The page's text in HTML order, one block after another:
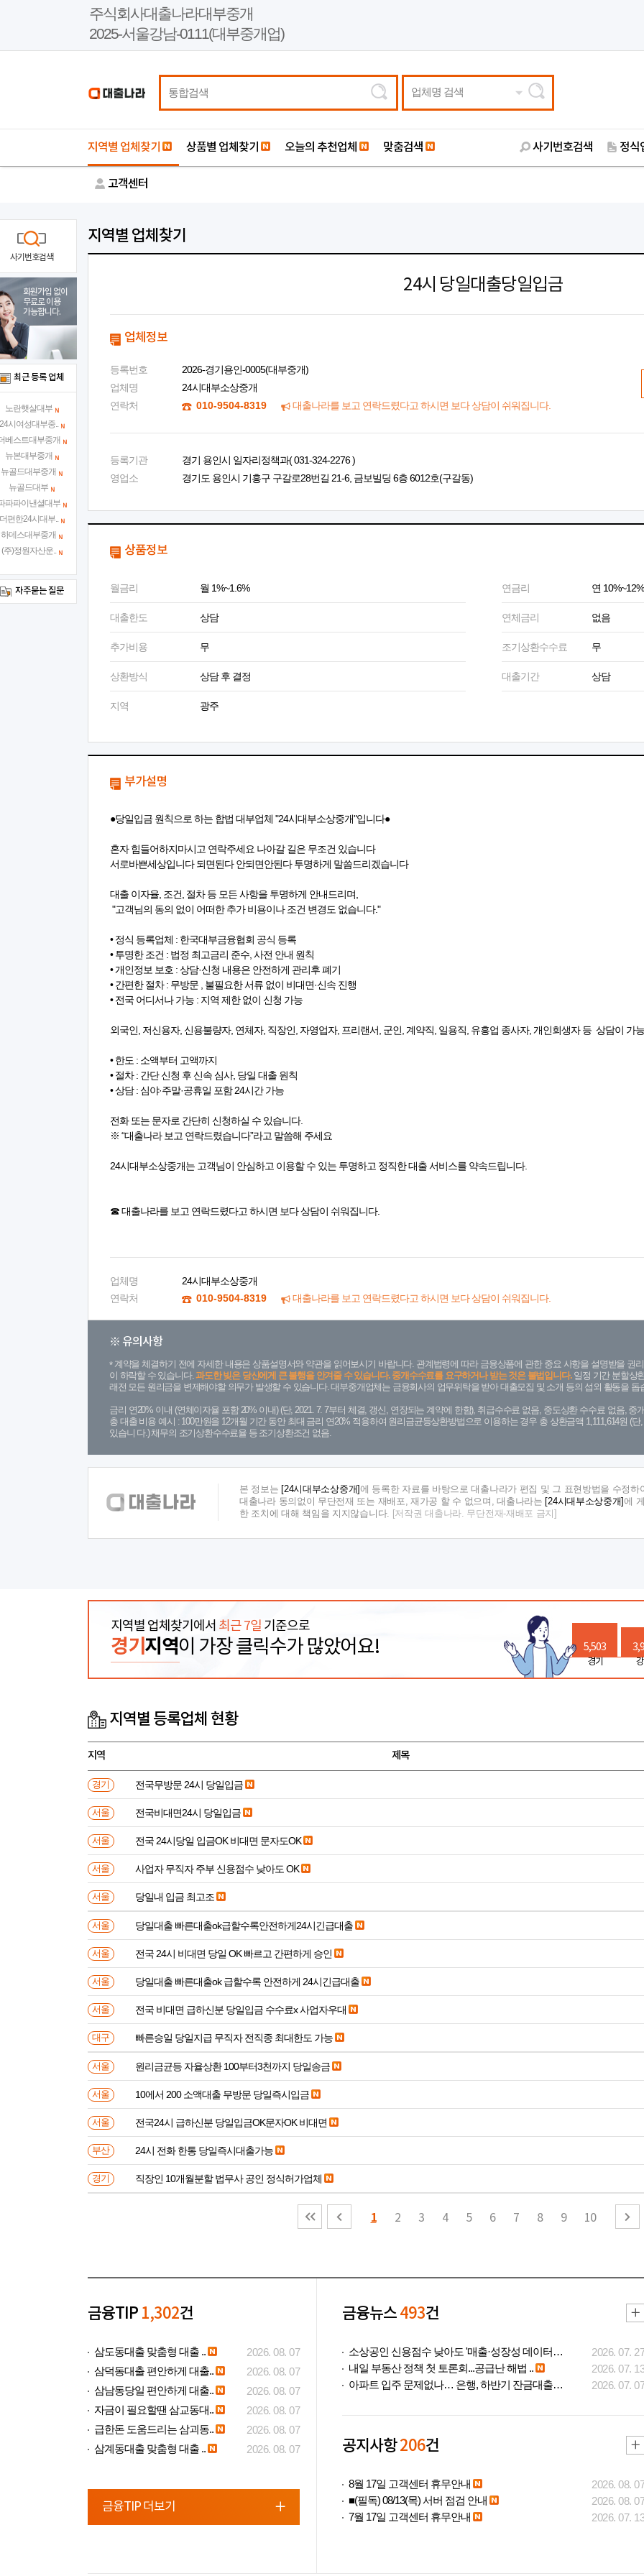
주식회사대출나라대부중개
2025-서울강남-0111(대부중개업)
업체명 검색
지역별 업체찾기 상품별 업체찾기 오늘의 추천업체 맞춤검색 사기번호검색 정식
고객센터
지역별 업체찾기
24시 당일대출당일입금
업체정보
등록번호
2026-경기용인-0005(대부중개)
업체명
24시대부소상중개
연락처
010-9504-8319 대출나라를 보고 연락드렸다고 하시면 보다 상담이 쉬워집니다.
등록기관
경기 용인시 일자리정책과( 031-324-2276 )
영업소
경기도 용인시 기흥구 구갈로28번길 21-6, 금보빌딩 6층 6012호(구갈동)
상품정보
월금리 월 1%~1.6% 연금리 연 10%~12%
대출한도 상담 연체금리 없음
추가비용 무 조기상환수수료 무
상환방식 상담 후 결정 대출기간 상담
지역 광주
부가설명
●당일입금 원칙으로 하는 합법 대부업체 "24시대부소상중개"입니다●
혼자 힘들어하지마시고 연락주세요 나아갈 길은 무조건 있습니다
서로바쁜세상입니다 되면된다 안되면안된다 투명하게 말씀드리겠습니다
대출 이자율, 조건, 절차 등 모든 사항을 투명하게 안내드리며,
"고객님의 동의 없이 어떠한 추가 비용이나 조건 변경도 없습니다."
• 정식 등록업체 : 한국대부금융협회 공식 등록
• 투명한 조건 : 법정 최고금리 준수, 사전 안내 원칙
• 개인정보 보호 : 상담·신청 내용은 안전하게 관리후 폐기
• 간편한 절차 : 무방문 , 불필요한 서류 없이 비대면·신속 진행
• 전국 어디서나 가능 : 지역 제한 없이 신청 가능
외국인, 저신용자, 신용불량자, 연체자, 직장인, 자영업자, 프리랜서, 군인, 계약직, 일용직, 유흥업 종사자, 개인회생자 등 상담이 가
• 한도 : 소액부터 고액까지
• 절차 : 간단 신청 후 신속 심사, 당일 대출 원칙
• 상담 : 심야·주말·공휴일 포함 24시간 가능
전화 또는 문자로 간단히 신청하실 수 있습니다.
※ “대출나라 보고 연락드렸습니다”라고 말씀해 주세요
24시대부소상중개는 고객님이 안심하고 이용할 수 있는 투명하고 정직한 대출 서비스를 약속드립니다.
☎ 대출나라를 보고 연락드렸다고 하시면 보다 상담이 쉬워집니다.
업체명
24시대부소상중개
연락처
010-9504-8319 대출나라를 보고 연락드렸다고 하시면 보다 상담이 쉬워집니다.
※ 유의사항
계약을 체결하기 전에 자세한 내용은 상품설명서와 약관을 읽어보시기 바랍니다. 관계법령에 따라 금융상품에 관한 중요 사항을 설명받을 권
이 하락할 수 있습니다.과도한 빚은 당신에게 큰 불행을 안겨줄 수 있습니다. 중개수수료를 요구하거나 받는 것은 불법입니다.일정 기간 분할상
래전 모든 원리금을 변제해야할 의무가 발생할 수 있습니다. 대부중개업체는 금융회사의 업무위탁을 받아 대출모집 및 소개 등의 섭외 활동을
금리 연20% 이내 (연체이자율 포함 20% 이내) (단, 2021. 7. 7부터 체결, 갱신, 연장되는 계약에 한함), 취급수수료 없음, 중도상환 수수료 없음,
총 대출 비용 예시 : 100만원을 12개월 기간 동안 최대 금리 연20% 적용하여 원리금균등상환방법으로 이용하는 경우 총 상환금액 1,111,614원 (
있습니 다.) 채무의 조기상환수수료율 등 조기상환조건 없음.
본 정보는 [24시대부소상중개] 에 등록한 자료를 바탕으로 대출나라가 편집 및 그 표현방법을 수정하
대출나라 동의없이 무단전재 또는 재배포, 재가공 할 수 없으며, 대출나라는 [24시대부소상중개]에
한 조치에 대해 책임을 지지않습니다.
[저작권 대출나라. 무단전재-재배포 금지]
지역별 업체찾기에서 최근 7일 기준으로
경기 지역이 가장 클릭수가 많았어요! 5,503
경기
지역별 등록업체 현황
지역 제목
경기 전국무방문 24시 당일입금
서울 전국비대면24시 당일입금
서울 전국 24시당일 입금OK 비대면 문자도OK
서울 사업자 무직자 주부 신용점수 낮아도 OK
서울 당일내 입금 최고조
서울 당일대출 빠른대출ok급할수록안전하게24시긴급대출
서울 전국 24시 비대면 당일 OK 빠르고 간편하게 승인
서울 당일대출 빠른대출ok 급할수록 안전하게 24시긴급대출
서울 전국 비대면 급하신분 당일입금 수수료x 사업자우대
대구 빠른승일 당일지급 무직자 전직종 최대한도 가능
서울 원리금균등 자율상환 100부터3천까지 당일송금
서울 10에서 200 소액대출 무방문 당일즉시입금
서울 전국24시 급하신분 당일입금OK문자OK 비대면
부산 24시 전화 한통 당일즉시대출가능
경기 직장인 10개월분할 법무사 공인 정식허가업체
1 2 3 4 5 6 7 8 9 10
사기번호검색
회원가입 없이
무료로 이용
가능합니다.
최근 등록 업체
노란햇살대부
시여성대부중..
베스트대부중개
뉴본대부중개
뉴골드대부중개
뉴골드대부
파파이낸셜대부
편한24시대부..
하데스대부중개
(주)정원자산운..
자주묻는 질문
금융TIP 1,302건
삼도동대출 맞춤형 대출 ..
2026. 08. 07
삼덕동대출 편안하게 대출..
2026. 08. 07
삼남동당일 편안하게 대출..
2026. 08. 07
자금이 필요할땐 삼교동대..
2026. 08. 07
급한돈 도움드리는 삼괴동..
2026. 08. 07
삼계동대출 맞춤형 대출 ..
2026. 08. 07
금융TIP 더보기
금융뉴스493건
소상공인 신용점수 낮아도 '매출·성장성 데이터..
2026. 07. 27
내일 부동산 정책 첫 토론회...공급난 해법 ..
2026. 07. 13
아파트 입주 문제없나… 은행, 하반기 잔금대출..
2026. 07. 07
공지사항206건
8월 17일 고객센터 휴무안내
2026. 08. 07
■(필독) 08/13(목) 서버 점검 안내
2026. 08. 07
7월 17일 고객센터 휴무안내
2026. 07. 13